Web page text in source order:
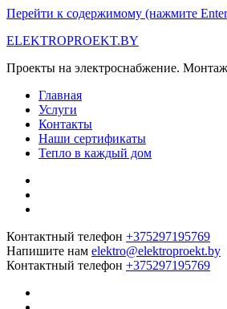
Перейти к содержимому (нажмите
ELEKTROPROEKT.BY
Проекты на электроснабжение.
Главная
Услуги
Контакты
Наши сертификаты
Тепло в каждый дом
Контактный телефон +375297195769
Напишите нам elektro@elektroproekt.by
Контактный телефон +375297195769